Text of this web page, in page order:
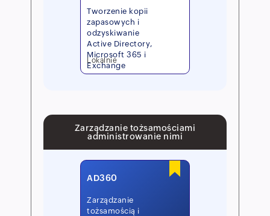
Tworzenie kopii
zapasowych i
odzyskiwanie
Active Directory,
Microsoft 365 i
Exchange
Lokalnie
Zarządzanie tożsamościami
administrowanie nimi
AD360
Zarządzanie
tożsamością i